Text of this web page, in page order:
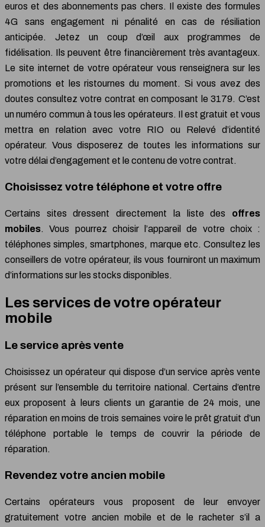
euros et des abonnements pas chers. Il existe des formules
4G sans engagement ni pénalité en cas de résiliation
anticipée. Jetez un coup d’œil aux programmes de
fidélisation. Ils peuvent être financièrement très avantageux.
Le site internet de votre opérateur vous renseignera sur les
promotions et les ristournes du moment. Si vous avez des
doutes consultez votre contrat en composant le 3179. C’est
un numéro commun à tous les opérateurs. Il est gratuit et vous
mettra en relation avec votre RIO ou Relevé d’identité
opérateur. Vous disposerez de toutes les informations sur
votre délai d’engagement et le contenu de votre contrat.
Choisissez votre téléphone et votre offre
Certains sites dressent directement la liste des offres
mobiles. Vous pourrez choisir l’appareil de votre choix :
téléphones simples, smartphones, marque etc. Consultez les
conseillers de votre opérateur, ils vous fourniront un maximum
d’informations sur les stocks disponibles.
Les services de votre opérateur
mobile
Le service après vente
Choisissez un opérateur qui dispose d’un service après vente
présent sur l’ensemble du territoire national. Certains d’entre
eux proposent à leurs clients un garantie de 24 mois, une
réparation en moins de trois semaines voire le prêt gratuit d’un
téléphone portable le temps de couvrir la période de
réparation.
Revendez votre ancien mobile
Certains opérateurs vous proposent de leur envoyer
gratuitement votre ancien mobile et de le racheter s’il a